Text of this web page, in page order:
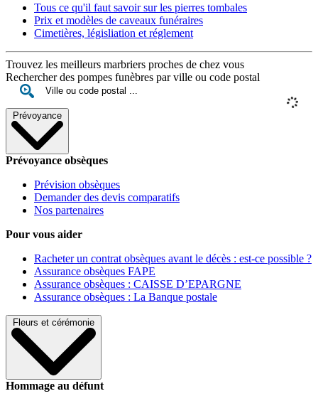
Tous ce qu'il faut savoir sur les pierres tombales
Prix et modèles de caveaux funéraires
Cimetières, législiation et réglement
Trouvez les meilleurs marbriers proches de chez vous
Rechercher des pompes funèbres par ville ou code postal
Prévoyance
Prévoyance obsèques
Prévision obsèques
Demander des devis comparatifs
Nos partenaires
Pour vous aider
Racheter un contrat obsèques avant le décès : est-ce possible ?
Assurance obsèques FAPE
Assurance obsèques : CAISSE D’EPARGNE
Assurance obsèques : La Banque postale
Fleurs et cérémonie
Hommage au défunt